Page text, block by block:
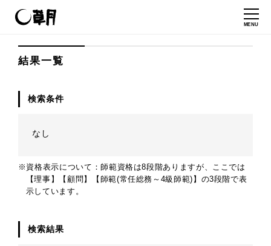
MENU
結果一覧
検索条件
なし
※資格表示について：師範資格は8段階ありますが、ここでは
【理事】【顧問】【師範(常任総務～4級師範)】の3段階で表
示しています。
検索結果